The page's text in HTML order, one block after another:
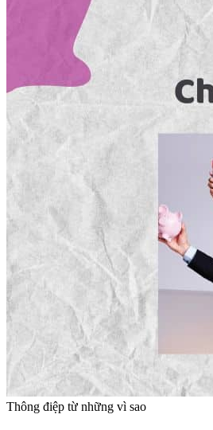
Thông điệp từ những vì sao